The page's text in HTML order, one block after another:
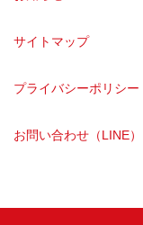
サイトマップ
プライバシーポリシー
お問い合わせ（LINE）